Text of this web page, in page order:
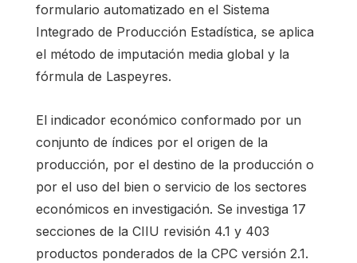
formulario automatizado en el Sistema
Integrado de Producción Estadística, se aplica
el método de imputación media global y la
fórmula de Laspeyres.
El indicador económico conformado por un
conjunto de índices por el origen de la
producción, por el destino de la producción o
por el uso del bien o servicio de los sectores
económicos en investigación. Se investiga 17
secciones de la CIIU revisión 4.1 y 403
productos ponderados de la CPC versión 2.1.